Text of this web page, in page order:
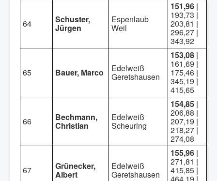
64 Schuster,
Jürgen
Espenlaub
Weil
151,96 |
193,73 |
203,81 |
296,27 |
343,92
65 Bauer, Marco Edelweiß
Geretshausen
153,08 |
161,69 |
175,46 |
345,19 |
415,65
66 Bechmann,
Christian
Edelweiß
Scheuring
154,85 |
206,88 |
207,19 |
218,27 |
274,08
67 Grünecker,
Albert
Edelweiß
Geretshausen
155,96 |
271,81 |
415,85 |